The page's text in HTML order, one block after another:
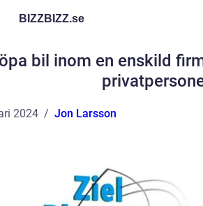
BIZZBIZZ.se
bil inom en enskild
2024 Jon Larsson